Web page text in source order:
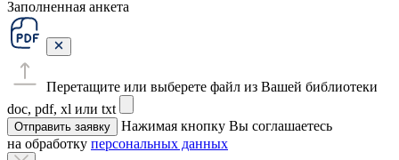
Заполненная анкета
Перетащите или выберете файл из Вашей библиотеки
doc, pdf, xl или txt
Отправить заявку
Нажимая кнопку Вы соглашаетесь
на обработку персональных данных